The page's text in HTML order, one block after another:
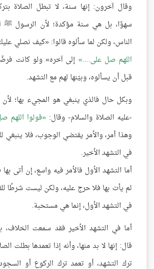
وقال آخرون: إنها سنة، لا تبطل الصلاة
سهوًا، بل هي سنة مؤكدة؛ لأن الرسول ﷺ
الناس، ولكن لما سألوه قالوا: «كيف نصلي
اللهم صل على.... إلى آخره» ولو كانت
قبل أن يسألوه، وبيّنها لهم مع التشهد.
وبكل حال فالذي ينبغي هو المجيء بها؛ لأن
-عليه الصلاة والسلام- وقال: قولوا اللهم
وهذا أمر، والأمر يقتضي الوجوب، فلا ينبغي
في التشهد الأخير.
أما التشهد الأول فالأمر فيه واسع، إن أتى
لم يأت بها فلا حرج عليه، ولكن ليست شرطًا
في التشهد الأول، إنما هي مستحبة.
أما في التشهد الأخير فقد سمعت الخلاف،
قال: إنها لا بد منها، وأنه إذا تعمدها بطلت
ترك التشهد، أو تعمد ترك الركوع أو